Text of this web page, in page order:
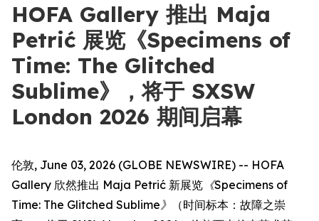
HOFA Gallery 推出 Maja
Petrić 展览《Specimens of
Time: The Glitched
Sublime》，将于 SXSW
London 2026 期间启幕
伦敦, June 03, 2026 (GLOBE NEWSWIRE) -- HOFA
Gallery 欣然推出 Maja Petrić 新展览 《Specimens of
Time: The Glitched Sublime》
（时间标本：故障之崇